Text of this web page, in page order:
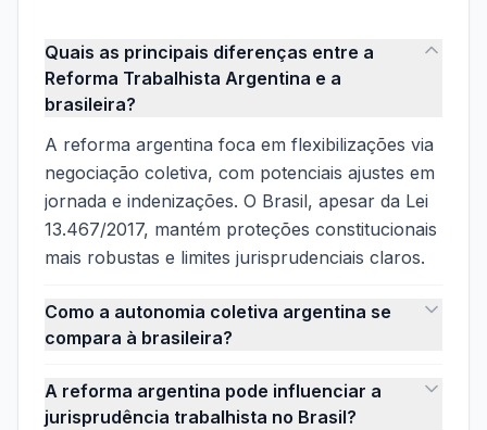
Quais as principais diferenças entre a
Reforma Trabalhista Argentina e a
brasileira?
A reforma argentina foca em flexibilizações via
negociação coletiva, com potenciais ajustes em
jornada e indenizações. O Brasil, apesar da Lei
13.467/2017, mantém proteções constitucionais
mais robustas e limites jurisprudenciais claros.
Como a autonomia coletiva argentina se
compara à brasileira?
A reforma argentina pode influenciar a
jurisprudência trabalhista no Brasil?